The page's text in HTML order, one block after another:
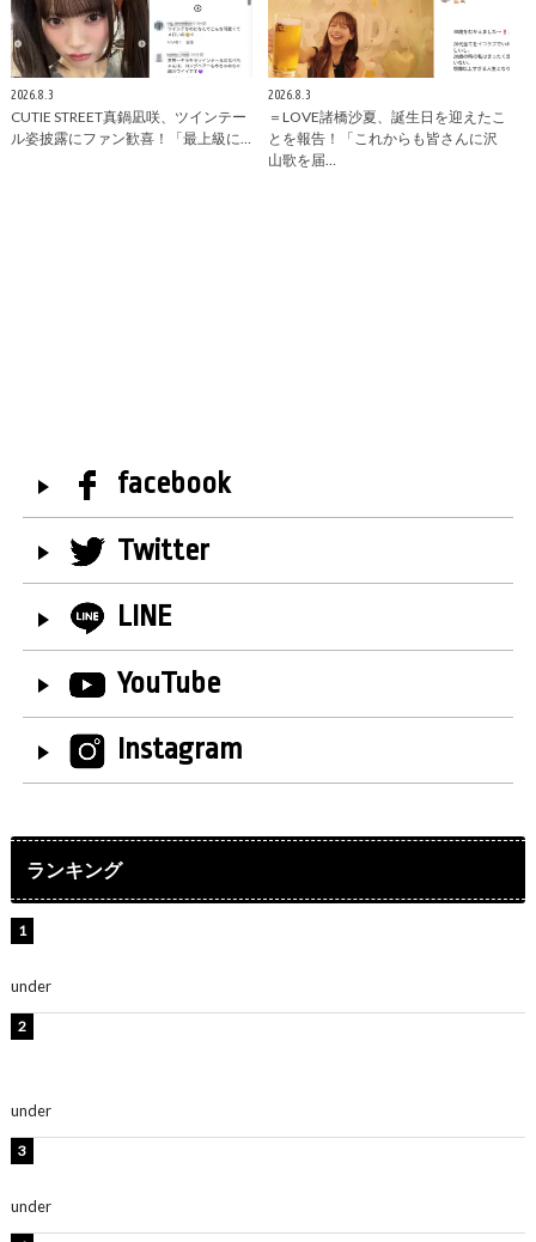
2026.8.3
CUTIE STREET真鍋凪咲、ツインテー
ル姿披露にファン歓喜！「最上級に…
2026.8.3
＝LOVE諸橋沙夏、誕生日を迎えたこ
とを報告！「これからも皆さんに沢
山歌を届…
facebook
Twitter
LINE
YouTube
Instagram
ランキング
under
under
under